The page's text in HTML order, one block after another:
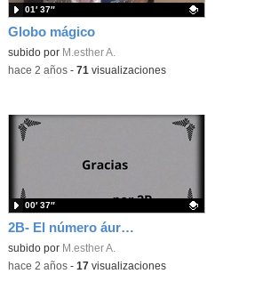
Globo mágico
Contenido educativo.
subido por M.esther A.
01′ 37″
-hace 2 años- 71 visualizaciones
2B- El número áureo y Fibonacci.
Contenido educativo.
subido por M.esther A.
00′ 37″
-hace 2 años- 17 visualizaciones